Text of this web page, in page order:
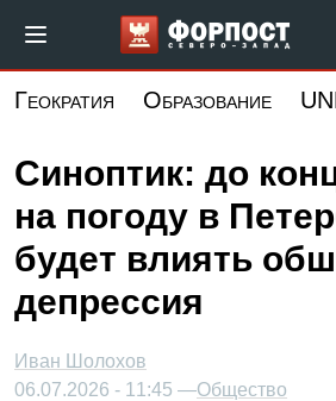
основному
Форпост
Геократия Образование
Синоптик: до
на погоду в
будет влиять
депрессия
Иван Шолохов
06.07.2026 - 11:45 —Общество